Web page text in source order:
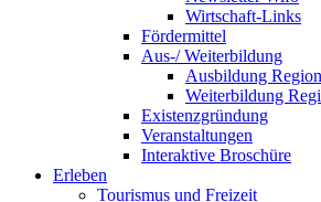
Wirtschaft-Links
Fördermittel
Aus-/ Weiterbildung
Ausbildung
Weiterbildung
Existenzgründung
Veranstaltungen
Interaktive Broschüre
Erleben
Tourismus und Freizeit